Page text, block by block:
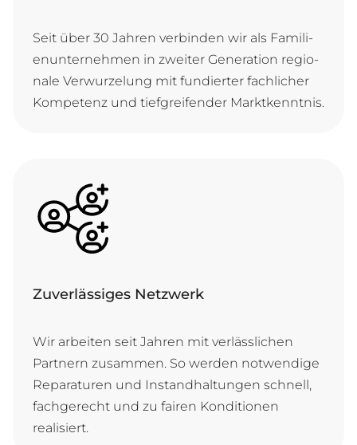
Seit ü­ber 30 Jah­ren ver­bin­den wir als Fa­mi­li­
en­un­ter­neh­men in zwei­ter Ge­ne­ra­ti­on re­gi­o­
na­le Ver­wur­ze­lung mit fun­dier­ter fach­li­cher
Kom­pe­tenz und tief­grei­fen­der Marktkenntnis.
Zuverlässiges Netzwerk
Wir ar­bei­ten seit Jah­ren mit ver­läss­li­chen
Part­nern zu­sam­men. So wer­den not­wen­di­ge
Re­pa­ra­tu­ren und In­stand­hal­tun­gen schnell,
fach­ge­recht und zu fai­ren Kon­di­ti­o­nen
realisiert.